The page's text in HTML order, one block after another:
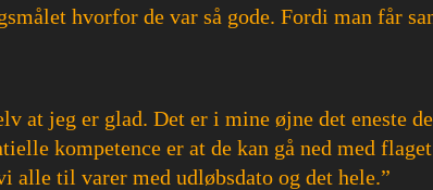
hvorfor de var så gode. Fordi man får
at jeg er glad. Det er i mine øjne det eneste
kompetence er at de kan gå ned med
alle til varer med udløbsdato og det hele.”